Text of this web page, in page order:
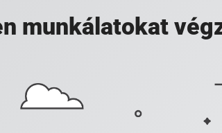
munkálatokat